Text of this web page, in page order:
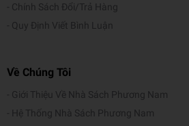
Chính Sách Đổi/Trả Hàng
Quy Định Viết Bình Luận
Về Chúng Tôi
Giới Thiệu Về Nhà Sách Phương Nam
Hệ Thống Nhà Sách Phương Nam